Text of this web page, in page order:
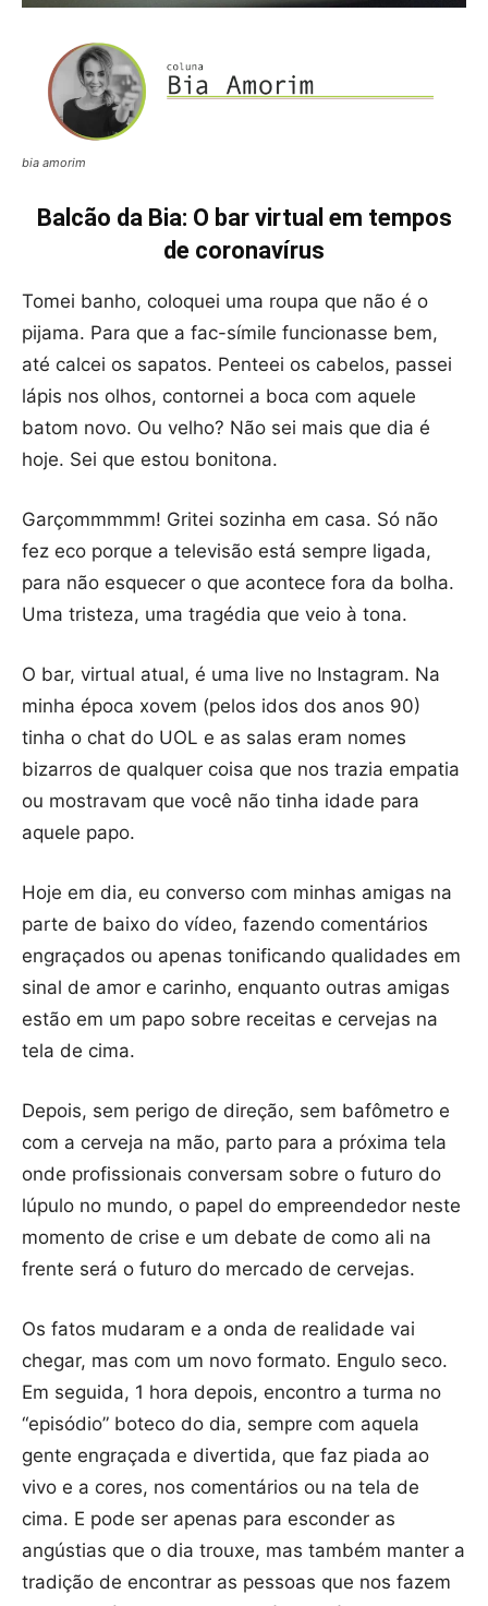
bia amorim
Balcão da Bia: O bar virtual em tempos
de coronavírus
Tomei banho, coloquei uma roupa que não é o
pijama. Para que a fac-símile funcionasse bem,
até calcei os sapatos. Penteei os cabelos, passei
lápis nos olhos, contornei a boca com aquele
batom novo. Ou velho? Não sei mais que dia é
hoje. Sei que estou bonitona.
Garçommmmm! Gritei sozinha em casa. Só não
fez eco porque a televisão está sempre ligada,
para não esquecer o que acontece fora da bolha.
Uma tristeza, uma tragédia que veio à tona.
O bar, virtual atual, é uma live no Instagram. Na
minha época xovem (pelos idos dos anos 90)
tinha o chat do UOL e as salas eram nomes
bizarros de qualquer coisa que nos trazia empatia
ou mostravam que você não tinha idade para
aquele papo.
Hoje em dia, eu converso com minhas amigas na
parte de baixo do vídeo, fazendo comentários
engraçados ou apenas tonificando qualidades em
sinal de amor e carinho, enquanto outras amigas
estão em um papo sobre receitas e cervejas na
tela de cima.
Depois, sem perigo de direção, sem bafômetro e
com a cerveja na mão, parto para a próxima tela
onde profissionais conversam sobre o futuro do
lúpulo no mundo, o papel do empreendedor neste
momento de crise e um debate de como ali na
frente será o futuro do mercado de cervejas.
Os fatos mudaram e a onda de realidade vai
chegar, mas com um novo formato. Engulo seco.
Em seguida, 1 hora depois, encontro a turma no
“episódio” boteco do dia, sempre com aquela
gente engraçada e divertida, que faz piada ao
vivo e a cores, nos comentários ou na tela de
cima. E pode ser apenas para esconder as
angústias que o dia trouxe, mas também manter a
tradição de encontrar as pessoas que nos fazem